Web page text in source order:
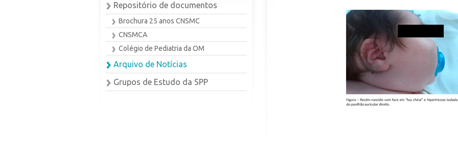
Repositório de documentos
Brochura 25 anos CNSMC
CNSMCA
Colégio de Pediatria da OM
Arquivo de Notícias
Grupos de Estudo da SPP